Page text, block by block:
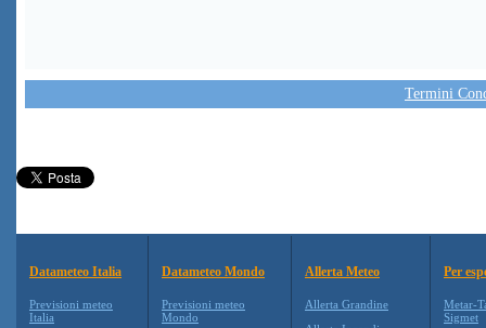
Termini
Datameteo Italia
Previsioni meteo
Italia
Datameteo Mondo
Previsioni meteo
Mondo
Allerta Meteo
Allerta Grandine
Per
Metar-
Sigmet